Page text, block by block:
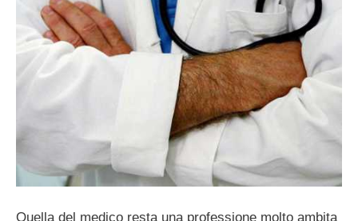
Quella del medico resta una professione molto ambita